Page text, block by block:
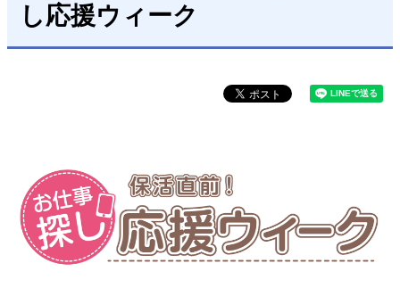
し応援ウィーク